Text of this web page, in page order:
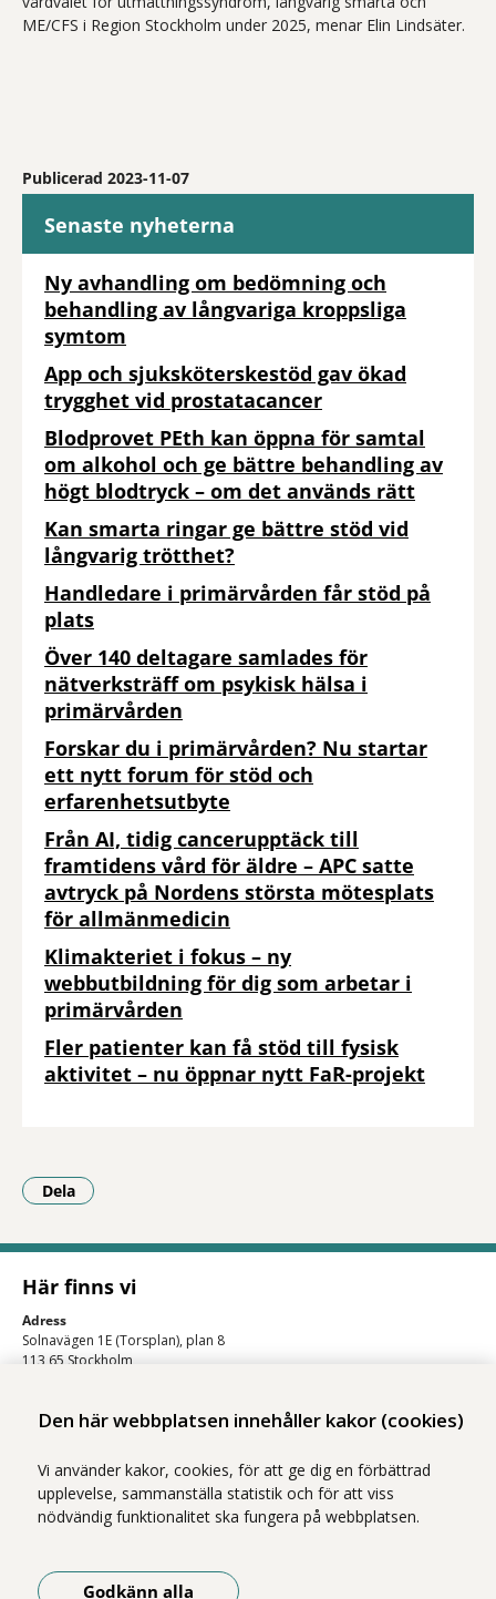
Den här webbplatsen innehåller kakor (cookies)
Vi använder kakor, cookies, för att ge dig en förbättrad
upplevelse, sammanställa statistik och för att viss
nödvändig funktionalitet ska fungera på webbplatsen.
Godkänn alla
ME/CFS i Region Stockholm under 2025, menar Elin Lindsäter.
Publicerad 2023-11-07
Senaste nyheterna
Ny avhandling om bedömning och
behandling av långvariga kroppsliga
symtom
App och sjuksköterskestöd gav ökad
trygghet vid prostatacancer
Blodprovet PEth kan öppna för samtal
om alkohol och ge bättre behandling av
högt blodtryck – om det används rätt
Kan smarta ringar ge bättre stöd vid
långvarig trötthet?
Handledare i primärvården får stöd på
plats
Över 140 deltagare samlades för
nätverksträff om psykisk hälsa i
primärvården
Forskar du i primärvården? Nu startar
ett nytt forum för stöd och
erfarenhetsutbyte
Från AI, tidig cancerupptäck till
framtidens vård för äldre – APC satte
avtryck på Nordens största mötesplats
för allmänmedicin
Klimakteriet i fokus – ny
webbutbildning för dig som arbetar i
primärvården
Fler patienter kan få stöd till fysisk
aktivitet – nu öppnar nytt FaR-projekt
Dela
- Klicka för att öppna delningsalternativ.
Här finns vi
Adress
Solnavägen 1E (Torsplan), plan 8
113 65 Stockholm
Vi ingår i Stockholms läns sjukvårdsområde som erbjuder hälso- och